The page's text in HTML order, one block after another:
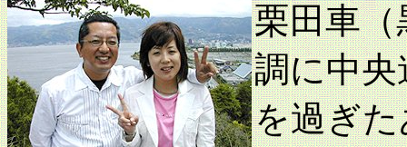
栗田車
調に中
を過ぎ